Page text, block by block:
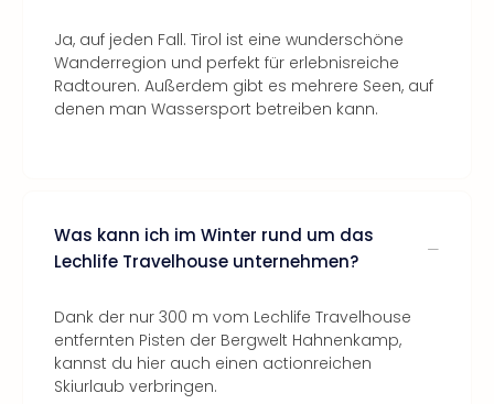
Ja, auf jeden Fall. Tirol ist eine wunderschöne
Wanderregion und perfekt für erlebnisreiche
Radtouren. Außerdem gibt es mehrere Seen, auf
denen man Wassersport betreiben kann.
Was kann ich im Winter rund um das
Lechlife Travelhouse unternehmen?
Dank der nur 300 m vom Lechlife Travelhouse
entfernten Pisten der Bergwelt Hahnenkamp,
kannst du hier auch einen actionreichen
Skiurlaub verbringen.